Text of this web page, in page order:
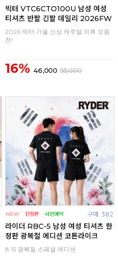
빅터 VTC6CTO100U 남성 여성
티셔츠 반팔 긴팔 데일리 2026FW
2026 빅터 가을 신상 캐주얼 의류 모음
전!
16% 46,000 55,000
구매 382
라이더 RBC-5 남성 여성 티셔츠 한
정판 광복절 에디션 코튼라이크
8.15 광복절 스페셜 에디션